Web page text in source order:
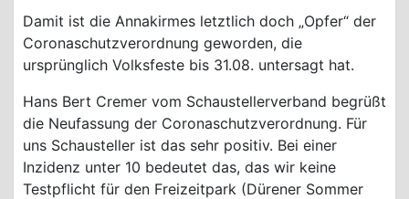
Damit ist die Annakirmes letztlich doch „Opfer“ der
Coronaschutzverordnung geworden, die
ursprünglich Volksfeste bis 31.08. untersagt hat.
Hans Bert Cremer vom Schaustellerverband begrüßt
die Neufassung der Coronaschutzverordnung. Für
uns Schausteller ist das sehr positiv. Bei einer
Inzidenz unter 10 bedeutet das, das wir keine
Testpflicht für den Freizeitpark (Dürener Sommer